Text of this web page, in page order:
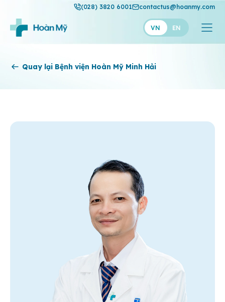
(028) 3820 6001 contactus@hoanmy.com
VN EN
Hoàn Mỹ
Thuận Mỹ
Quay lại Bệnh viện Hoàn Mỹ Minh Hải